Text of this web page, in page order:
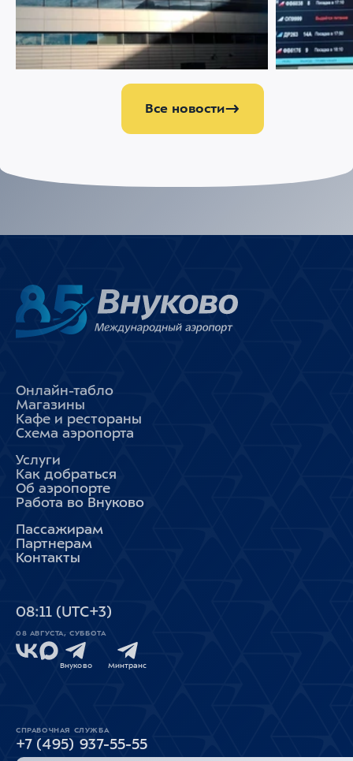
07 АВГУСТА 2026 2883
Ограничение движения в районе
Международного аэропорта Внуково
22 ИЮЛЯ 2026
Меняемся
Все новости
Онлайн-табло
Магазины
Кафе и рестораны
Схема аэропорта
Услуги
Как добраться
Об аэропорте
Работа во Внуково
Пассажирам
Партнерам
Контакты
08 11 (UTC+3)
08 АВГУСТА, СУББОТА
Внуково Минтранс
СПРАВОЧНАЯ СЛУЖБА
+7 (495) 937-55-55